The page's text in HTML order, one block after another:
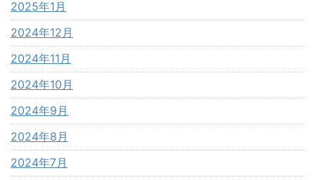
2025年1月
2024年12月
2024年11月
2024年10月
2024年9月
2024年8月
2024年7月